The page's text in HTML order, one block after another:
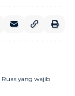
Ruas yang wajib